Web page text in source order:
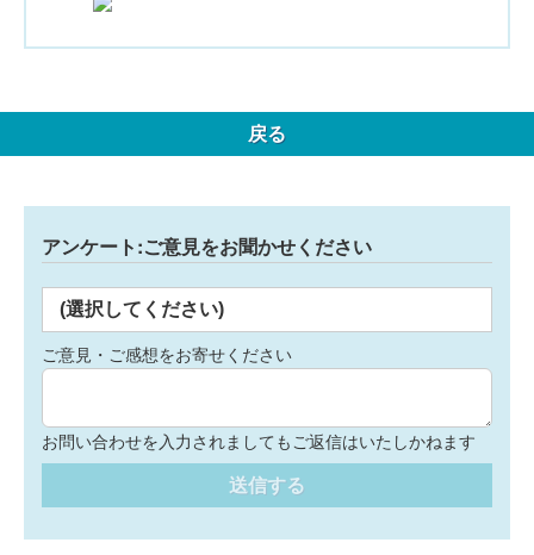
戻る
アンケート:ご意見をお聞かせください
(選択してください)
ご意見・ご感想をお寄せください
お問い合わせを入力されましてもご返信はいたしかねます
送信する